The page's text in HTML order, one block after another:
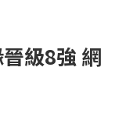
級8強 網